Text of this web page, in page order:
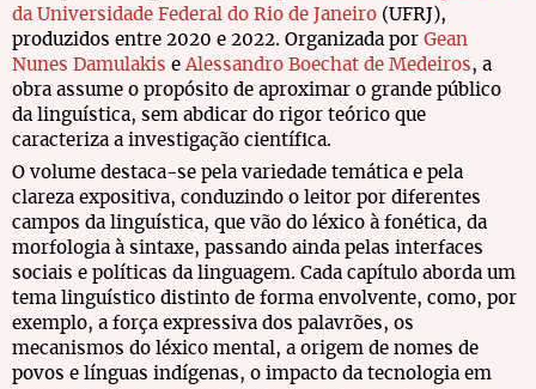
da Universidade Federal do Rio de Janeiro (UFRJ),
produzidos entre 2020 e 2022. Organizada por Gean
Nunes Damulakis eAlessandro Boechat de Medeiros, a
obra assume o propósito de aproximar o grande público
da linguística, sem abdicar do rigor teórico que
caracteriza a investigação científica.
O volume destaca-se pela variedade temática e pela
clareza expositiva, conduzindo o leitor por diferentes
campos da linguística, que vão do léxico à fonética, da
morfologia à sintaxe, passando ainda pelas interfaces
sociais e políticas da linguagem. Cada capítulo aborda um
tema linguístico distinto de forma envolvente, como, por
exemplo, a força expressiva dos palavrões, os
mecanismos do léxico mental, a origem de nomes de
povos e línguas indígenas, o impacto da tecnologia em